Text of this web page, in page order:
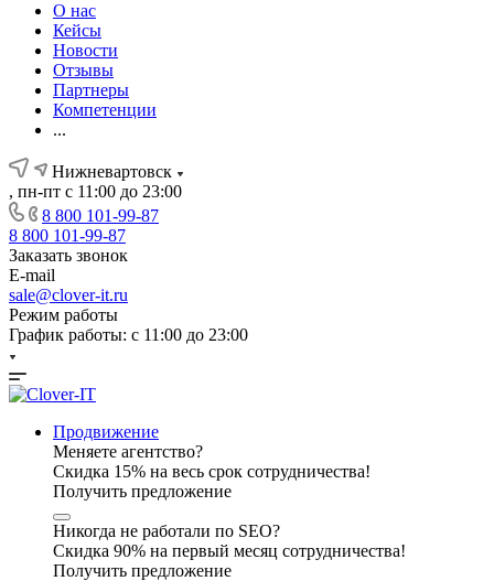
О нас
Кейсы
Новости
Отзывы
Партнеры
Компетенции
...
Нижневартовск
, пн-пт с 11:00 до 23:00
8 800 101-99-87
8 800 101-99-87
Заказать звонок
E-mail
sale@clover-it.ru
Режим работы
График работы: с 11:00 до 23:00
Продвижение
Меняете агентство?
Скидка 15% на весь срок сотрудничества!
Получить предложение
Никогда не работали по SEO?
Скидка 90% на первый месяц сотрудничества!
Получить предложение